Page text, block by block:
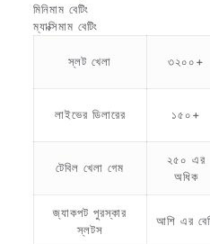
মিনিমাম বেটিং
ম্যাক্সিমাম বেটিং
স্লট খেলা ৩২০০+
লাইভের ডিলারের ১৫০+
টেবিল খেলা গেম
২৫০ এর
অধিক
জ্যাকপট পুরস্কার
স্লটস
আশি এর